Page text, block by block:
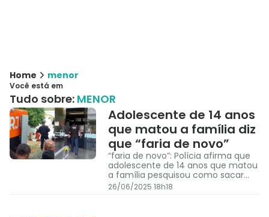
Home menor
Você está em
Tudo sobre: MENOR
Adolescente de 14 anos
que matou a família diz
que “faria de novo”
“faria de novo”: Polícia afirma que
adolescente de 14 anos que matou
a família pesquisou como sacar
FGTS de falecido e investiga se há
participação da namorada
26/06/2025 18h18